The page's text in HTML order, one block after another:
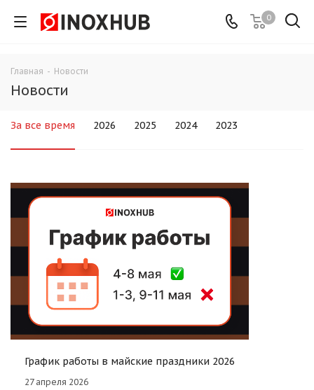
0
Главная - Новости
Новости
За все время 2026 2025 2024 2023
График работы в майские праздники 2026
27 апреля 2026